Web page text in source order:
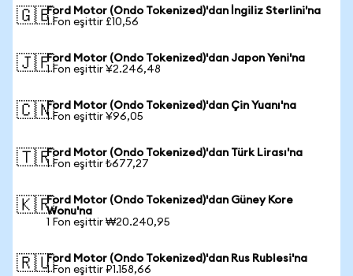
🇬🇧Ford Motor (Ondo Tokenized)'dan İngiliz Sterlini'na
1 Fon eşittir £10,56
🇯🇵Ford Motor (Ondo Tokenized)'dan Japon Yeni'na
1 Fon eşittir ¥2.246,48
🇨🇳Ford Motor (Ondo Tokenized)'dan Çin Yuanı'na
1 Fon eşittir ¥96,05
🇹🇷Ford Motor (Ondo Tokenized)'dan Türk Lirası'na
1 Fon eşittir ₺677,27
🇰🇷Ford Motor (Ondo Tokenized)'dan Güney Kore
Wonu'na
1 Fon eşittir ₩20.240,95
🇷🇺Ford Motor (Ondo Tokenized)'dan Rus Rublesi'na
1 Fon eşittir ₽1.158,66